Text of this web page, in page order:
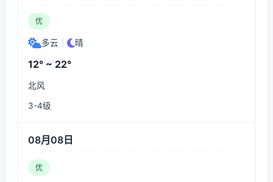
优
多云 晴
12° ~ 22°
北风
3-4级
08月08日
优